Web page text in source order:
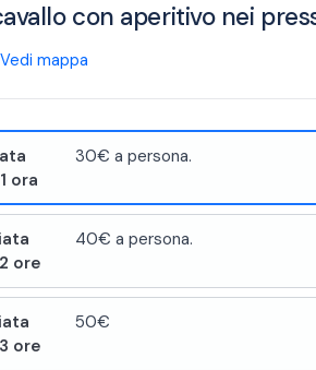
con aperitivo nei
Vedi mappa
ora
30€ a persona.
ore
40€ a persona.
ore
50€